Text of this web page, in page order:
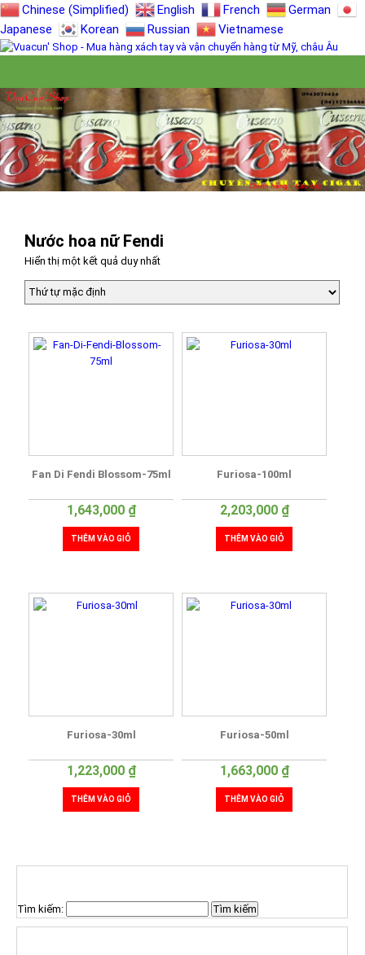
Chinese (Simplified) English French
German
Japanese
Korean Russian Vietnamese
Nước hoa nữ Fendi
Hiển thị một kết quả duy nhất
Fan Di Fendi Blossom-75ml
1,643,000 ₫
THÊM VÀO GIỎ
Furiosa-100ml
2,203,000 ₫
THÊM VÀO GIỎ
Furiosa-30ml
1,223,000 ₫
THÊM VÀO GIỎ
Furiosa-50ml
1,663,000 ₫
THÊM VÀO GIỎ
Tìm kiếm: